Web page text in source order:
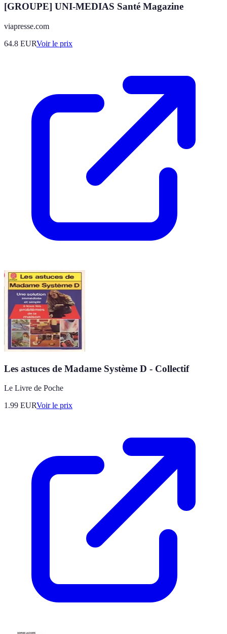
[GROUPE] UNI-MEDIAS Santé Magazine
viapresse.com
64.8 EURVoir le prix
Les astuces de Madame Système D - Collectif
Le Livre de Poche
1.99 EURVoir le prix